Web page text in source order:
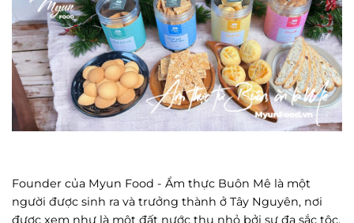
Founder của Myun Food - Ẩm thực Buôn Mê là một
người được sinh ra và trưởng thành ở Tây Nguyên, nơi
được xem như là một đất nước thu nhỏ bởi sự đa sắc tộc,